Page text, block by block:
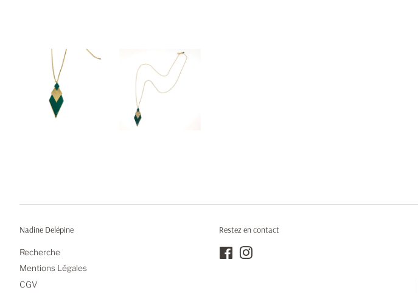
Nadine Delépine
Recherche
Mentions Légales
CGV
Restez en contact
FacebookInstagram